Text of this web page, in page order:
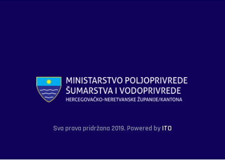
Sva prava pridržana 2019. Powered byITO